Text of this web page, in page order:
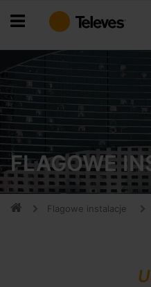
do
FLAGOWE
Flagowe instalacje